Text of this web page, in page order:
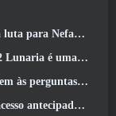
para Nefarith
adições” ao jogo
transmissão ao vivo surpresa
sem alguns problemas